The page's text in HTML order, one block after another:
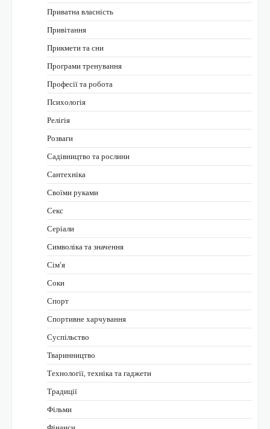
Приватна власність
Привітання
Прикмети та сни
Програми тренування
Професії та робота
Психологія
Релігія
Розваги
Садівництво та рослини
Сантехніка
Своїми руками
Секс
Серіали
Символіка та значення
Сім’я
Соки
Спорт
Спортивне харчування
Суспільство
Тваринництво
Технології, техніка та гаджети
Традиції
Фільми